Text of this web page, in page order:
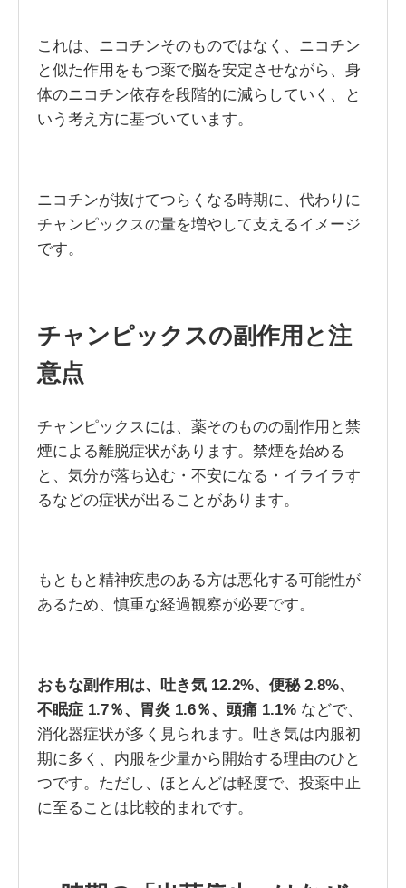
これは、ニコチンそのものではなく、ニコチン
と似た作用をもつ薬で脳を安定させながら、身
体のニコチン依存を段階的に減らしていく、と
いう考え方に基づいています。
ニコチンが抜けてつらくなる時期に、代わりに
チャンピックスの量を増やして支えるイメージ
です。
チャンピックスの副作用と注
意点
チャンピックスには、薬そのものの副作用と禁
煙による離脱症状があります。禁煙を始める
と、気分が落ち込む・不安になる・イライラす
るなどの症状が出ることがあります。
もともと精神疾患のある方は悪化する可能性が
あるため、慎重な経過観察が必要です。
おもな副作用は、吐き気 12.2%、便秘 2.8%、
不眠症 1.7％、胃炎 1.6％、頭痛 1.1% などで、
消化器症状が多く見られます。吐き気は内服初
期に多く、内服を少量から開始する理由のひと
つです。ただし、ほとんどは軽度で、投薬中止
に至ることは比較的まれです。